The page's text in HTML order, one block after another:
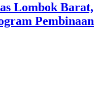
Lombok Barat,
Pembinaan